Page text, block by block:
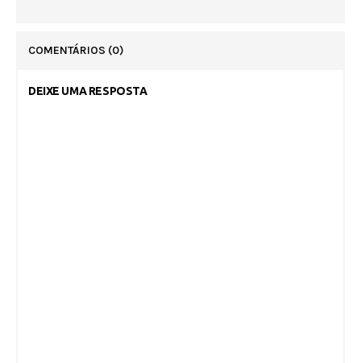
COMENTÁRIOS (0)
DEIXE UMA RESPOSTA